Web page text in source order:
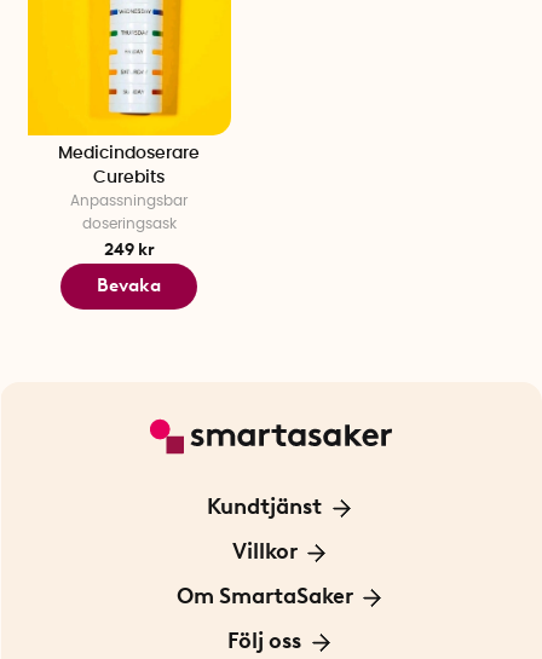
Medicindoserare
Curebits
Anpassningsbar
doseringsask
249 kr
Bevaka
Kundtjänst
Kontakta oss
För Företag
Villkor
Frakt och leverans
Personuppgiftspolicy
Om SmartaSaker
Om oss
Följ oss